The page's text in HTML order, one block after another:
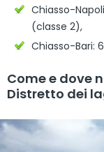
Chiasso-
(classe 2),
Chiasso-Bari:
Come e dove
Distretto dei